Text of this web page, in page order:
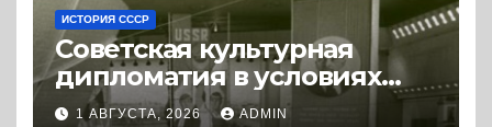
ИСТОРИЯ СССР
Советская культурная
дипломатия в условиях
Холодной войны. 1945-1989.
1 АВГУСТА, 2026 ADMIN